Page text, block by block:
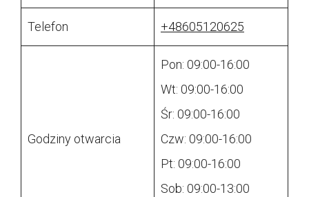
Telefon +48605120625
Godziny otwarcia
Pon: 09:00-16:00
Wt: 09:00-16:00
Śr: 09:00-16:00
Czw: 09:00-16:00
Pt: 09:00-16:00
Sob: 09:00-13:00